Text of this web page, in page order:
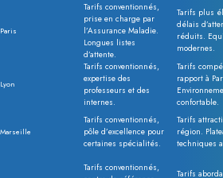
Paris
Tarifs conventionnés,
prise en charge par
l’Assurance Maladie.
Longues listes
d’attente.
Tarifs plus
délais
réduits.
modernes.
Lyon
Tarifs conventionnés,
expertise des
professeurs et des
internes.
Tarifs
rapport à
confortable.
Marseille
Tarifs conventionnés,
pôle d’excellence pour
certaines spécialités.
Tarifs
région.
techniques
Tarifs conventionnés,
Tarifs